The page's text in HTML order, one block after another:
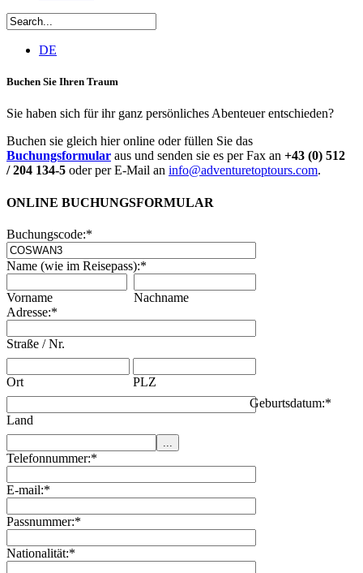
DE
Buchen Sie Ihren Traum
Sie haben sich für ihr ganz persönliches Abenteuer entschieden?
Buchen sie gleich hier online oder füllen Sie das
Buchungsformular aus und senden sie es per Fax an +43 (0) 512
/ 204 134-5 oder per E-Mail an info@adventuretoptours.com.
ONLINE BUCHUNGSFORMULAR
Buchungscode:*
Name (wie im Reisepass):*
Vorname
Nachname
Adresse:*
Straße / Nr.
Ort PLZ
Land
Geburtsdatum:*
Telefonnummer:*
E-mail:*
Passnummer:*
Nationalität:*